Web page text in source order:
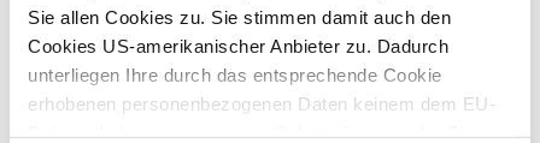
Sie allen Cookies zu. Sie stimmen damit auch den
Cookies US-amerikanischer Anbieter zu. Dadurch
unterliegen Ihre durch das entsprechende Cookie
erhobenen personenbezogenen Daten keinem dem EU-